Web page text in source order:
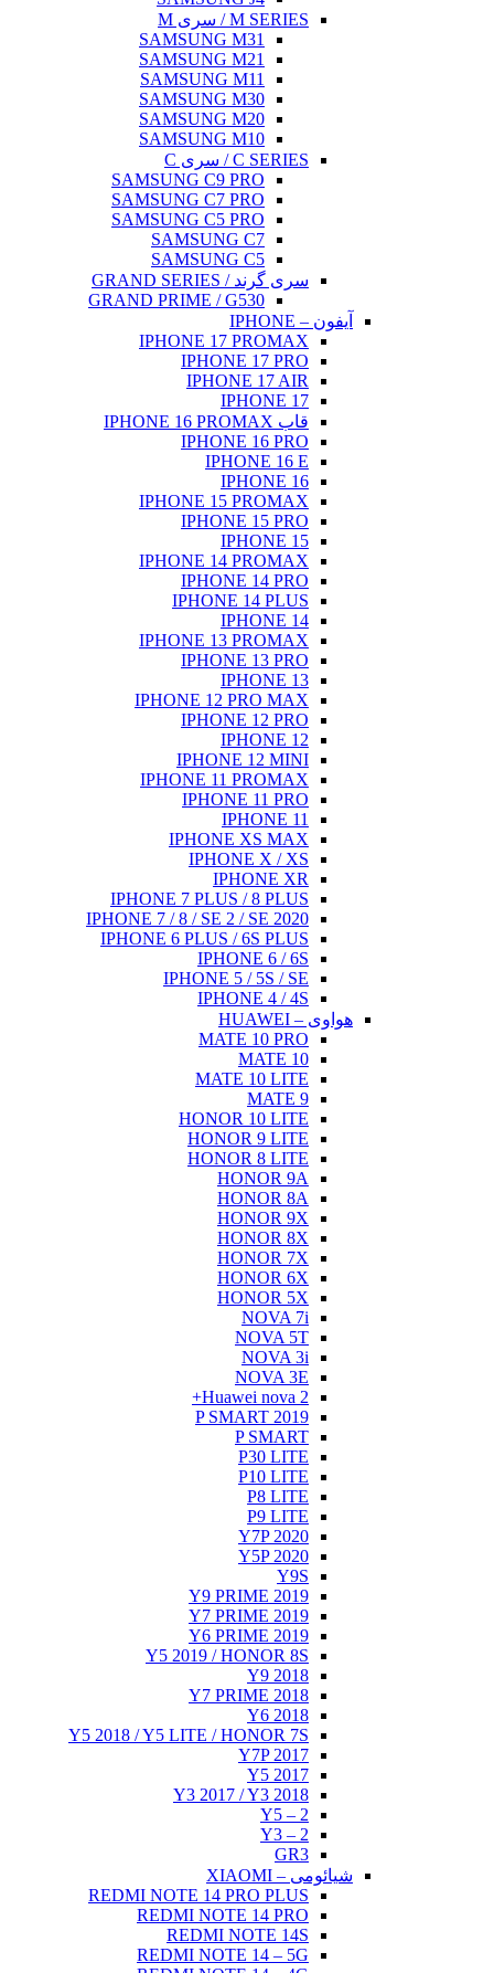
M SERIES / سری M
SAMSUNG M31
SAMSUNG M21
SAMSUNG M11
SAMSUNG M30
SAMSUNG M20
SAMSUNG M10
C SERIES / سری C
SAMSUNG C9 PRO
SAMSUNG C7 PRO
SAMSUNG C5 PRO
SAMSUNG C7
SAMSUNG C5
سری گرند / GRAND SERIES
GRAND PRIME / G530
آیفون – IPHONE
IPHONE 17 PROMAX
IPHONE 17 PRO
IPHONE 17 AIR
IPHONE 17
IPHONE 16 PRO
IPHONE 16 E
IPHONE 16
IPHONE 15 PROMAX
IPHONE 15 PRO
IPHONE 15
IPHONE 14 PROMAX
IPHONE 14 PRO
IPHONE 14 PLUS
IPHONE 14
IPHONE 13 PROMAX
IPHONE 13 PRO
IPHONE 13
IPHONE 12 PRO MAX
IPHONE 12 PRO
IPHONE 12
IPHONE 12 MINI
IPHONE 11 PROMAX
IPHONE 11 PRO
IPHONE 11
IPHONE XS MAX
IPHONE X / XS
IPHONE XR
IPHONE 7 PLUS / 8 PLUS
IPHONE 7 / 8 / SE 2 / SE 2020
IPHONE 6 PLUS / 6S PLUS
IPHONE 6 / 6S
IPHONE 5 / 5S / SE
IPHONE 4 / 4S
هواوی – HUAWEI
MATE 10 PRO
MATE 10
MATE 10 LITE
MATE 9
HONOR 10 LITE
HONOR 9 LITE
HONOR 8 LITE
HONOR 9A
HONOR 8A
HONOR 9X
HONOR 8X
HONOR 7X
HONOR 6X
HONOR 5X
NOVA 7i
NOVA 5T
NOVA 3i
NOVA 3E
Huawei nova 2+
P SMART 2019
P SMART
P30 LITE
P10 LITE
P8 LITE
P9 LITE
Y7P 2020
Y5P 2020
Y9 PRIME 2019
Y7 PRIME 2019
Y6 PRIME 2019
Y5 2019 / HONOR 8S
Y9 2018
Y7 PRIME 2018
Y6 2018
Y5 2018 / Y5 LITE / HONOR 7S
Y7P 2017
Y5 2017
Y3 2017 / Y3 2018
شیائومی – XIAOMI
REDMI NOTE 14 PRO PLUS
REDMI NOTE 14 PRO
REDMI NOTE 14S
REDMI NOTE 14 – 5G